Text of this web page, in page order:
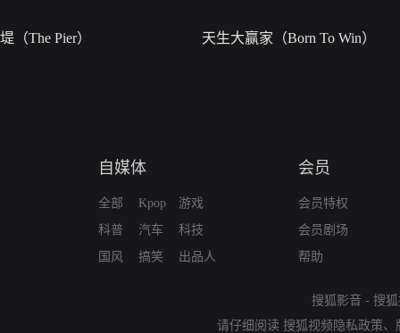
堤（The Pier） 天生大赢家（Born To Win）
自媒体
全部
科普
国风
Kpop
汽车
搞笑
游戏
科技
出品人
会员
会员特权
会员剧场
帮助
搜狐影音 - 搜
请仔细阅读 搜狐视频隐私政策、